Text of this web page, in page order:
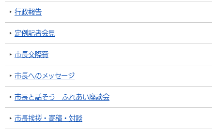
行政報告
定例記者会見
市長交際費
市長へのメッセージ
市長と話そう ふれあい座談会
市長挨拶・寄稿・対談